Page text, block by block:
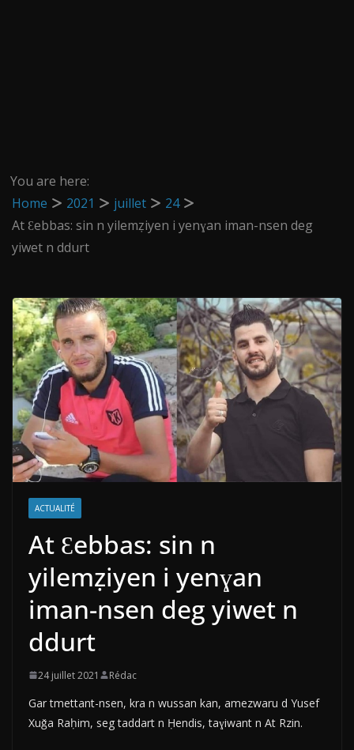
You are here:
Home
2021 juillet
24
At Ɛebbas: sin n yilemẓiyen i yenɣan iman-nsen deg
yiwet n ddurt
ACTUALITÉ
At Ɛebbas: sin n
yilemẓiyen i yenɣan
iman-nsen deg yiwet n
ddurt
24 juillet 2021 Rédac
Gar tmettant-nsen, kra n wussan kan, amezwaru d Yusef
Xuǧa Raḥim, seg taddart n Ḥendis, taɣiwant n At Rzin.